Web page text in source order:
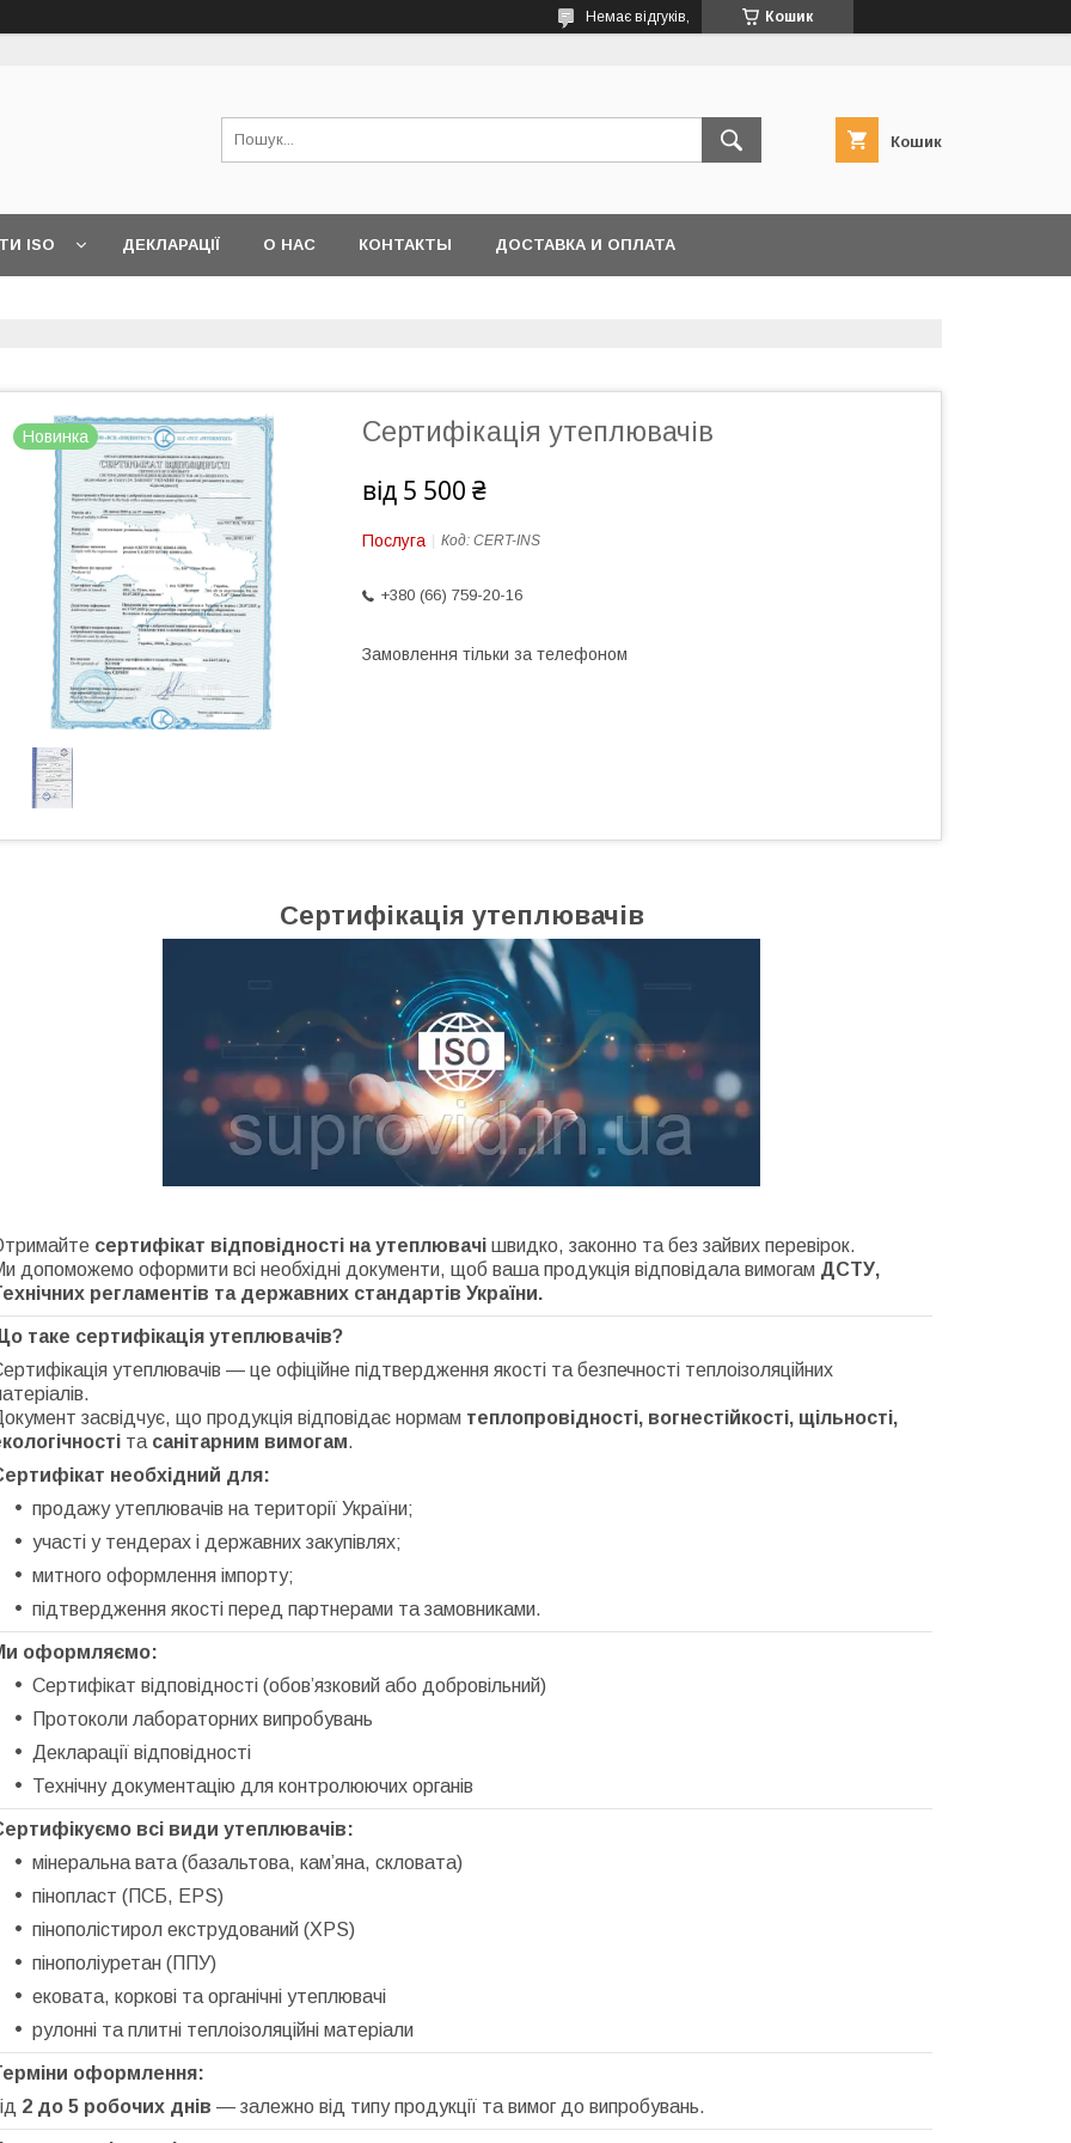
Кошик
Немає відгуків,
Кошик
ISO ДЕКЛАРАЦІЇ О НАС КОНТАКТЫ ДОСТАВКА И ОПЛАТА
Новинка Сертифікація утеплювачів
від 5 500 ₴
Послуга Код: CERT-INS
+380 (66) 759-20-16
Замовлення тільки за телефоном
Сертифікація утеплювачів
сертифікат відповідності на утеплювачі швидко, законно та без зайвих перевірок.
допоможемо оформити всі необхідні документи, щоб ваша продукція відповідала вимогам ДСТУ,
регламентів та державних стандартів України.
таке сертифікація утеплювачів?
утеплювачів — це офіційне підтвердження якості та безпечності теплоізоляційних
засвідчує, що продукція відповідає нормам теплопровідності, вогнестійкості, щільності,
та санітарним вимогам.
необхідний для:
продажу утеплювачів на території України;
участі у тендерах і державних закупівлях;
митного оформлення імпорту;
підтвердження якості перед партнерами та замовниками.
оформляємо:
Сертифікат відповідності (обов’язковий або добровільний)
Протоколи лабораторних випробувань
Декларації відповідності
Технічну документацію для контролюючих органів
всі види утеплювачів:
мінеральна вата (базальтова, кам’яна, скловата)
пінопласт (ПСБ, EPS)
пінополістирол екструдований (XPS)
пінополіуретан (ППУ)
ековата, коркові та органічні утеплювачі
рулонні та плитні теплоізоляційні матеріали
оформлення:
2 до 5 робочих днів — залежно від типу продукції та вимог до випробувань.